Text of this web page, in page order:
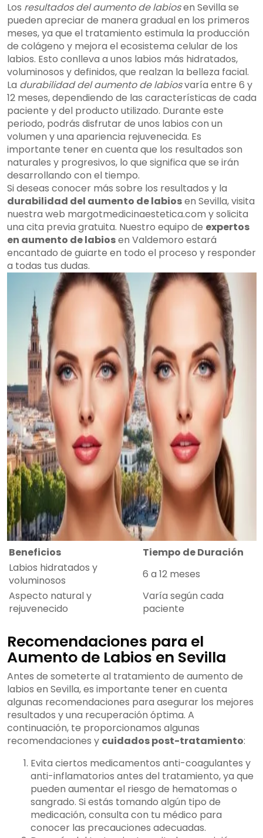
Los resultados del aumento de labiosen Sevilla se
pueden apreciar de manera gradual en los primeros
meses, ya que el tratamiento estimula la producción
de colágeno y mejora el ecosistema celular de los
labios. Esto conlleva a unos labios más hidratados,
voluminosos y definidos, que realzan la belleza facial.
La durabilidad del aumento de labiosvaría entre 6 y
12 meses, dependiendo de las características de cada
paciente y del producto utilizado. Durante este
periodo, podrás disfrutar de unos labios con un
volumen y una apariencia rejuvenecida. Es
importante tener en cuenta que los resultados son
naturales y progresivos, lo que significa que se irán
desarrollando con el tiempo.
Si deseas conocer más sobre los resultados y la
durabilidad del aumento de labiosen Sevilla, visita
nuestra web margotmedicinaestetica.com y solicita
una cita previa gratuita. Nuestro equipo de expertos
en aumento de labiosen Valdemoro estará
encantado de guiarte en todo el proceso y responder
a todas tus dudas.
Beneficios
Tiempo de Duración
Labios hidratados y
voluminosos
6 a 12 meses
Aspecto natural y
rejuvenecido
Varía según cada
paciente
Recomendaciones para el
Aumento de Labios en Sevilla
Antes de someterte al tratamiento de aumento de
labios en Sevilla, es importante tener en cuenta
algunas recomendaciones para asegurar los mejores
resultados y una recuperación óptima. A
continuación, te proporcionamos algunas
recomendaciones y cuidados post-tratamiento:
Evita ciertos medicamentos anti-coagulantes y
anti-inflamatorios antes del tratamiento, ya que
pueden aumentar el riesgo de hematomas o
sangrado. Si estás tomando algún tipo de
medicación, consulta con tu médico para
conocer las precauciones adecuadas.